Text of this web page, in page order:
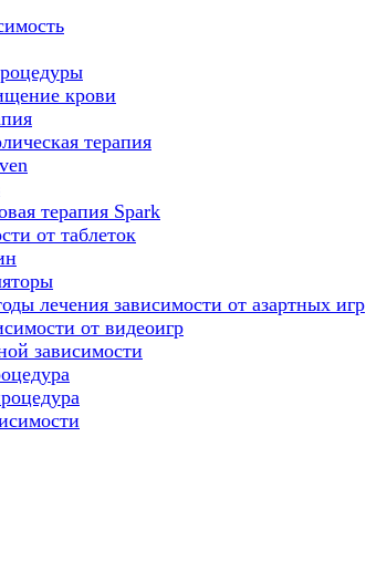
крови
терапия
терапия Spark
от таблеток
лечения зависимости от азартных игр
от видеоигр
зависимости